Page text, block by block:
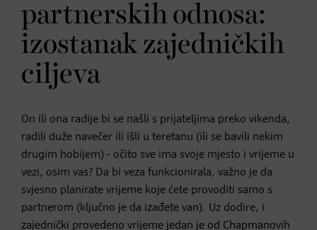
partnerskih odnosa:
izostanak zajedničkih
ciljeva
On ili ona radije bi se našli s prijateljima preko vikenda,
radili duže navečer ili išli u teretanu (ili se bavili nekim
drugim hobijem) - očito sve ima svoje mjesto i vrijeme u
vezi, osim vas? Da bi veza funkcionirala, važno je da
svjesno planirate vrijeme koje ćete provoditi samo s
partnerom (ključno je da izađete van). Uz dodire, i
zajednički provedeno vrijeme jedan je od Chapmanovih